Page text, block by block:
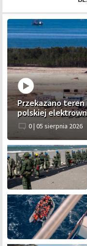
Przekazano
polskiej
0 | 05 sierpnia 2026